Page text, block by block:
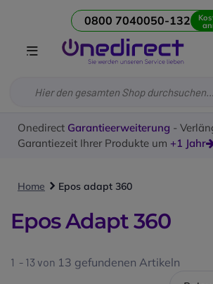
0800 7040050-132
Onedirect Garantieerweiterung -
Garantiezeit Ihrer Produkte um +1 Jahr
Home Epos adapt 360
Epos Adapt 360
1 - 13 von 13 gefundenen Artikeln